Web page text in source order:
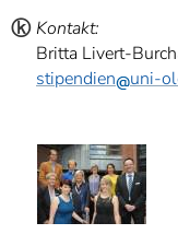
ⓚ Kontakt:
Britta Livert-
stipendien
uni-